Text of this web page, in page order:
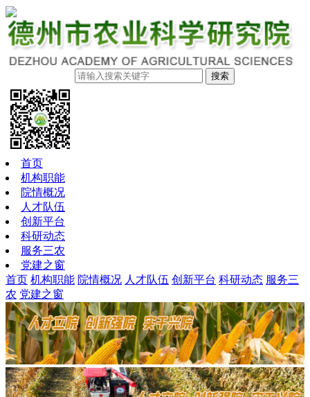
搜索
首页
机构职能
院情概况
人才队伍
创新平台
科研动态
服务三农
党建之窗
首页 机构职能 院情概况 人才队伍 创新平台 科研动态 服务三
农 党建之窗